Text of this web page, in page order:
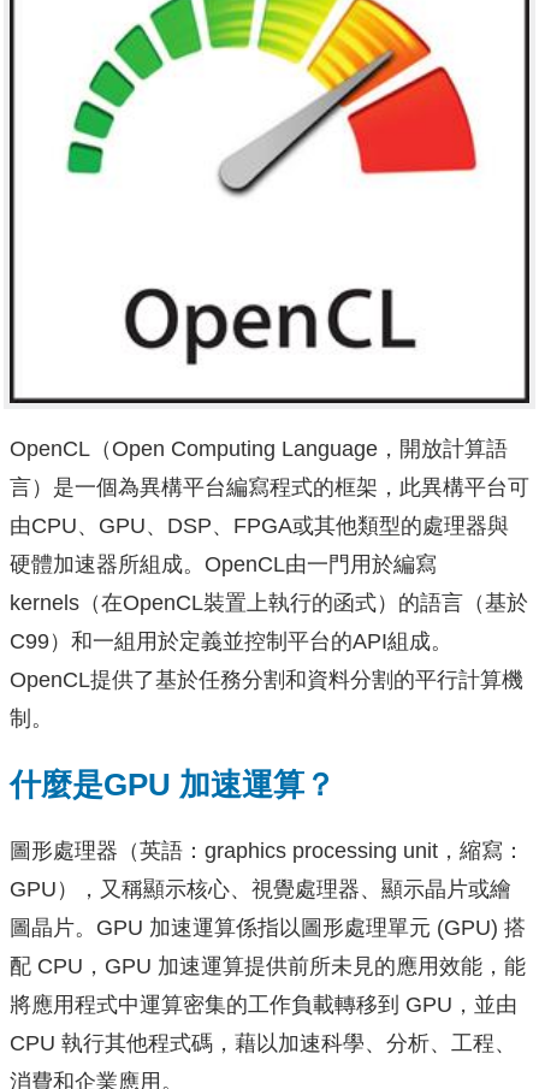
OpenCL（Open Computing Language，開放計算語
言）是一個為異構平台編寫程式的框架，此異構平台可
由CPU、GPU、DSP、FPGA或其他類型的處理器與
硬體加速器所組成。OpenCL由一門用於編寫
kernels（在OpenCL裝置上執行的函式）的語言（基於
C99）和一組用於定義並控制平台的API組成。
OpenCL提供了基於任務分割和資料分割的平行計算機
制。
什麼是GPU 加速運算？
圖形處理器（英語：graphics processing unit，縮寫：
GPU），又稱顯示核心、視覺處理器、顯示晶片或繪
圖晶片。GPU 加速運算係指以圖形處理單元 (GPU) 搭
配 CPU，GPU 加速運算提供前所未見的應用效能，能
將應用程式中運算密集的工作負載轉移到 GPU，並由
CPU 執行其他程式碼，藉以加速科學、分析、工程、
消費和企業應用。